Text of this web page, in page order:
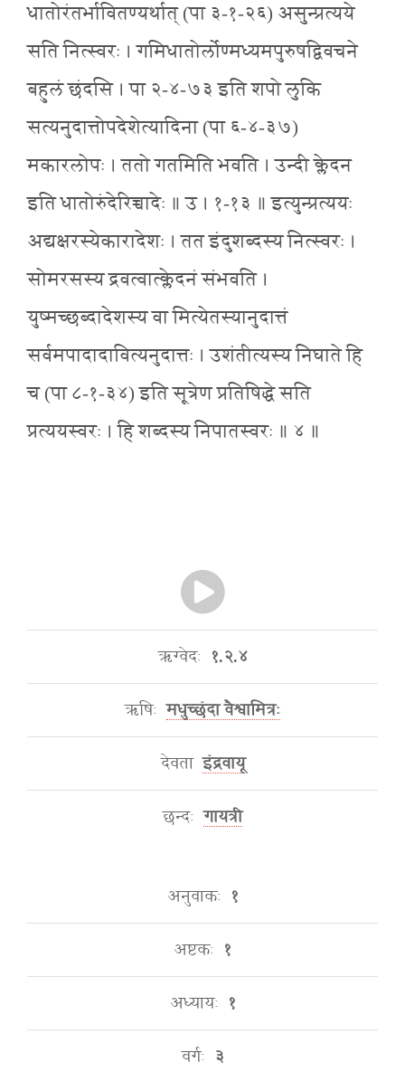
धातोरंतर्भावितण्यर्थात् (पा ३-१-२६) असुन्प्रत्यये
सति नित्स्वरः । गमिधातोर्लोण्मध्यमपुरुषद्विवचने
बहुलं छंदसि । पा २-४-७३ इति शपो लुकि
सत्यनुदात्तोपदेशेत्यादिना (पा ६-४-३७)
मकारलोपः । ततो गतमिति भवति । उन्दी क्लेदन
इति धातोरुंदेरिच्चादेः ॥ उ । १-१३ ॥ इत्युन्प्रत्ययः
अद्यक्षरस्येकारादेशः । तत इंदुशब्दस्य नित्स्वरः ।
सोमरसस्य द्रवत्वात्क्लेदनं संभवति ।
युष्मच्छब्दादेशस्य वा मित्येतस्यानुदात्तं
सर्वमपादादावित्यनुदात्तः । उशंतीत्यस्य निघाते हि
च (पा ८-१-३४) इति सूत्रेण प्रतिषिद्धे सति
प्रत्ययस्वरः । हि शब्दस्य निपातस्वरः ॥ ४ ॥
ऋग्वेदः १.२.४
ऋषिः मधुच्छंदा वैश्वामित्रः
देवता इंद्रवायू
छन्दः गायत्री
अनुवाकः १
अष्टकः १
अध्यायः १
वर्गः ३